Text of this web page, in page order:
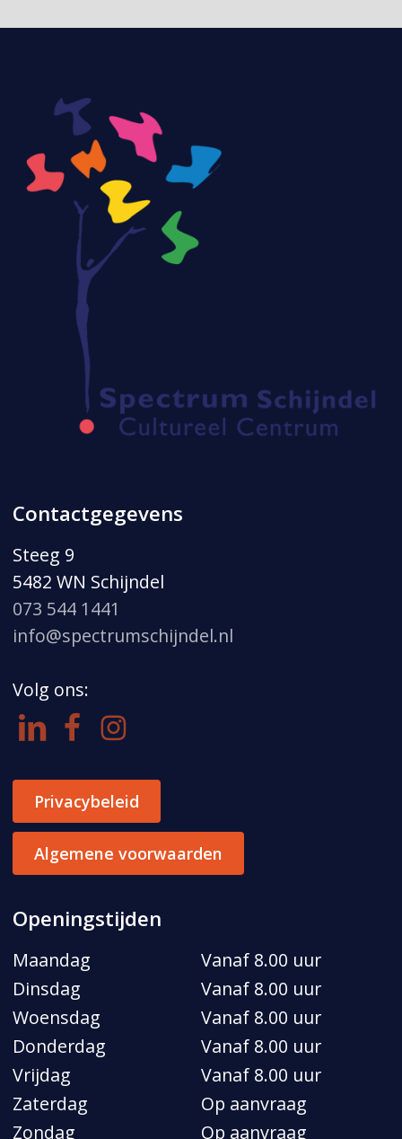
Contactgegevens
Steeg 9
5482 WN Schijndel
073 544 1441
info@spectrumschijndel.nl
Volg ons:
Privacybeleid
Algemene voorwaarden
Openingstijden
Maandag
Vanaf 8.00 uur
Dinsdag
Vanaf 8.00 uur
Woensdag
Vanaf 8.00 uur
Donderdag
Vanaf 8.00 uur
Vrijdag
Vanaf 8.00 uur
Zaterdag
Op aanvraag
Zondag
Op aanvraag